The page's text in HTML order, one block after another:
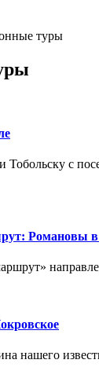
туры
с
Романовы
нашего